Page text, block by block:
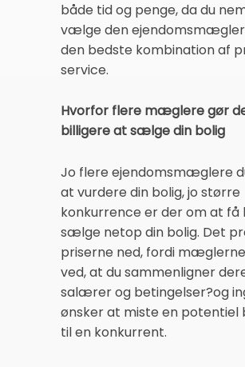
både tid og penge, da du
vælge den
den bedste kombination af
service.
Hvorfor flere mæglere gør
billigere at sælge din bolig
Jo flere ejendomsmæglere
at vurdere din bolig, jo større
konkurrence er der om at få
sælge netop din bolig. Det
priserne ned, fordi
ved, at du sammenligner
salærer og betingelser?og
ønsker at miste en potentiel
til en konkurrent.